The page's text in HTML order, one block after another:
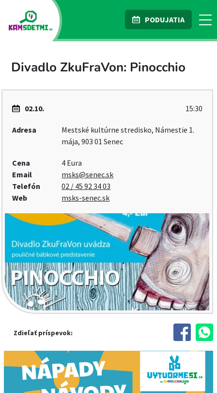
PODUJATIA
Divadlo ZkuFraVon: Pinocchio
02.10. 15:30
Adresa
Mestské kultúrne stredisko, Námestie 1.
mája, 903 01 Senec
Cena
4 Eura
Email
msks@senec.sk
Telefón
02 / 45 92 34 03
Web
msks-senec.sk
Zdieľať príspevok: